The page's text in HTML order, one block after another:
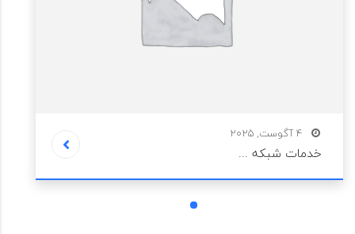
4 آگوست, 2025
خدمات شبکه ...
1